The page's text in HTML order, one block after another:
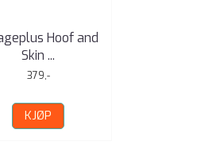
Hoof and
Skin ...
379,-
KJØP